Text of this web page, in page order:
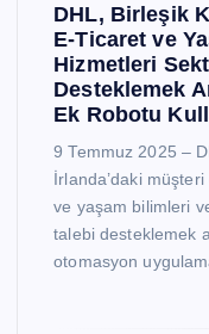
DHL, Birleşik
E-Ticaret ve
Hizmetleri
Desteklemek
Ek Robotu
9 Temmuz 2025 –
İrlanda’daki
ve yaşam bilimleri
talebi desteklemek
otomasyon